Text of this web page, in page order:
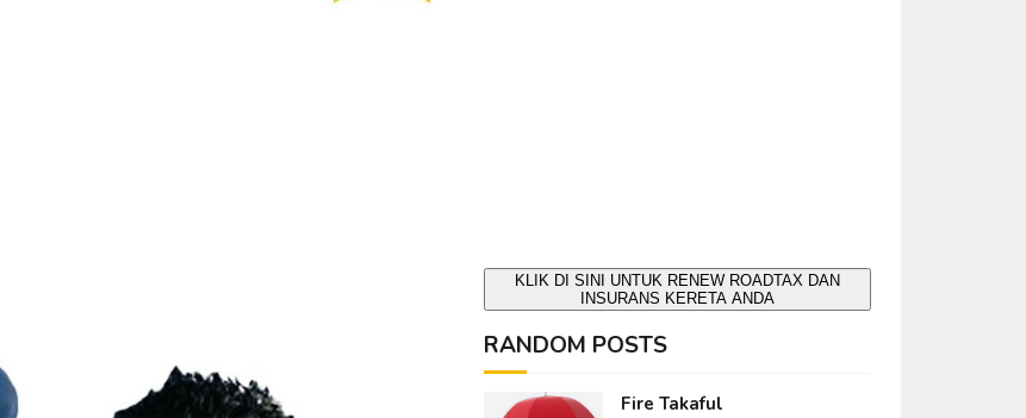
KLIK DI SINI UNTUK RENEW ROADTAX DAN
INSURANS KERETA ANDA
RANDOM POSTS
Fire Takaful